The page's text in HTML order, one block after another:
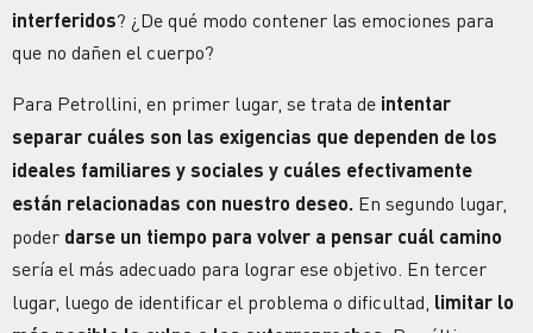
interferidos? ¿De qué modo contener las emociones para
que no dañen el cuerpo?
Para Petrollini, en primer lugar, se trata de intentar
separar cuáles son las exigencias que dependen de los
ideales familiares y sociales y cuáles efectivamente
están relacionadas con nuestro deseo. En segundo lugar,
poder darse un tiempo para volver a pensar cuál camino
sería el más adecuado para lograr ese objetivo. En tercer
lugar, luego de identificar el problema o dificultad, limitar lo